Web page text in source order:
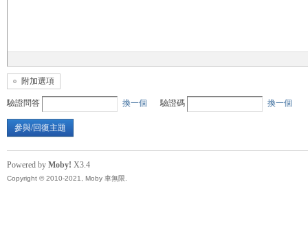
限
附加選項
驗證問答 換一個 驗證碼 換一個
參與/回復主題
Powered by Moby! X3.4
Copyright © 2010-2021, Moby 車無限.